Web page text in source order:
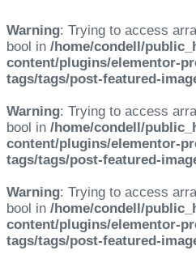
Warning: Trying to access
bool in /home/condell/
content/plugins/elementor-
tags/tags/post-featured-
Warning: Trying to access
bool in /home/condell/
content/plugins/elementor-
tags/tags/post-featured-
Warning: Trying to access
bool in /home/condell/
content/plugins/elementor-
tags/tags/post-featured-